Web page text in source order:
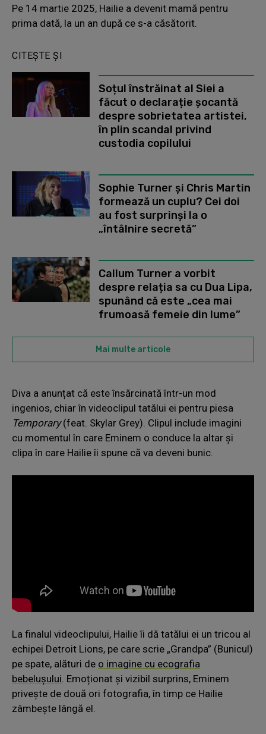
Pe 14 martie 2025, Hailie a devenit mamă pentru
prima dată, la un an după ce s-a căsătorit.
CITEȘTE ȘI
Soțul înstrăinat al Siei a
făcut o declarație șocantă
despre sobrietatea artistei,
în plin scandal privind
custodia copilului
Sophie Turner și Chris Martin
formează un cuplu? Cei doi
au fost surprinși la o
„întâlnire secretă”
Callum Turner a vorbit
despre relația sa cu Dua Lipa,
spunând că este „cea mai
frumoasă femeie din lume”
Mai multe articole
Diva a anunțat că este însărcinată într-un mod
ingenios, chiar în videoclipul tatălui ei pentru piesa
Temporary(feat. Skylar Grey). Clipul include imagini
cu momentul în care Eminem o conduce la altar și
clipa în care Hailie îi spune că va deveni bunic.
La finalul videoclipului, Hailie îi dă tatălui ei un tricou al
echipei Detroit Lions, pe care scrie „Grandpa” (Bunicul)
pe spate, alături de o imagine cu ecografia
bebelușului . Emoționat și vizibil surprins, Eminem
privește de două ori fotografia, în timp ce Hailie
zâmbește lângă el.